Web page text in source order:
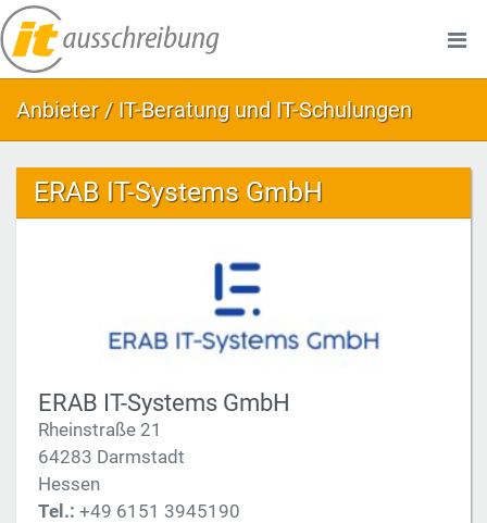
Anbieter / IT-Beratung und IT-Schulungen
ERAB IT-Systems GmbH
ERAB IT-Systems GmbH
Rheinstraße 21
64283 Darmstadt
Hessen
Tel.: +49 6151 3945190